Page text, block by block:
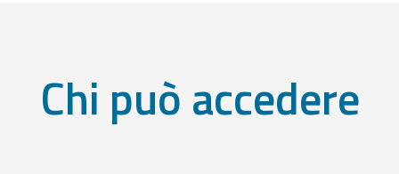
Chi può accedere